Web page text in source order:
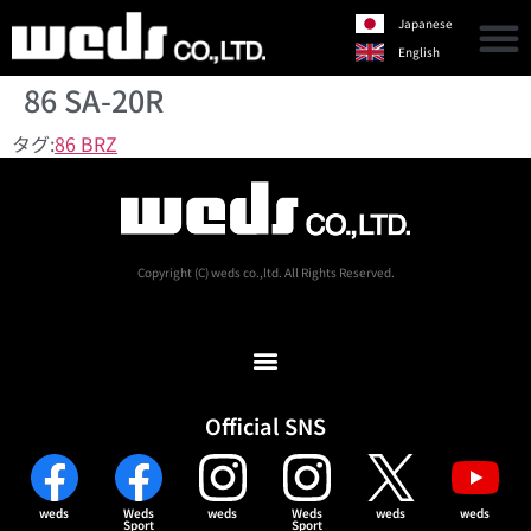
Japanese
English
86 SA-20R
タグ:86 BRZ
Copyright (C) weds co.,ltd. All Rights Reserved.
Official SNS
weds Weds
Sport
weds Weds
Sport
weds weds